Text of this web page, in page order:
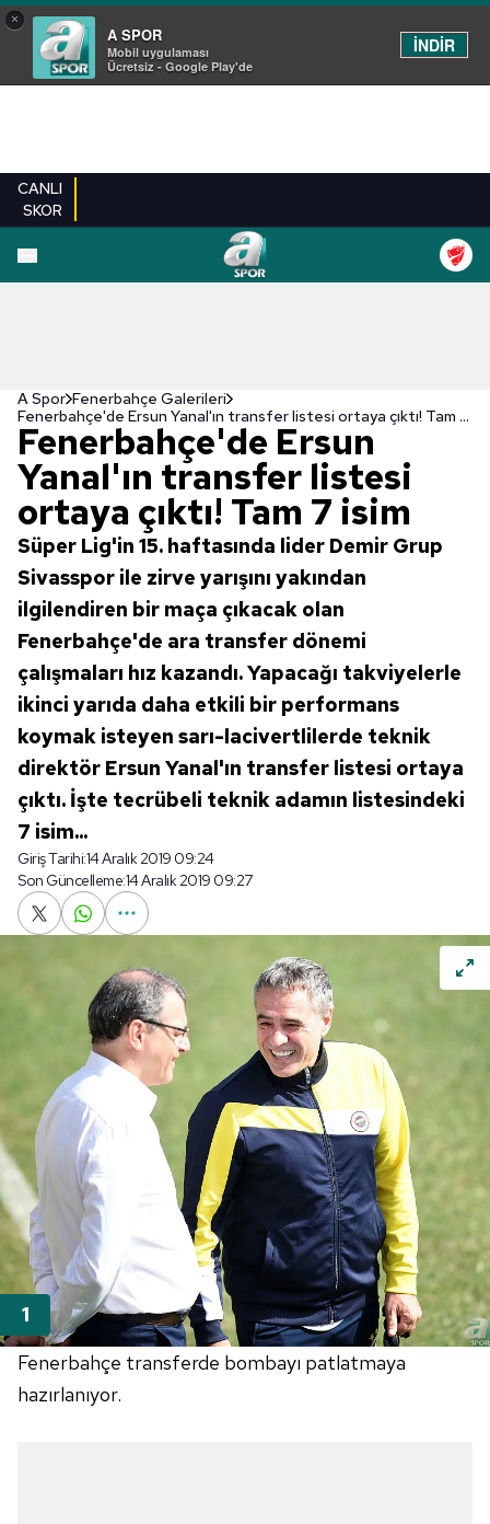
×
A SPOR
Mobil uygulaması
Ücretsiz - Google Play'de
İNDİR
CANLI
SKOR
EN YENILER
A Spor Fenerbahçe Galerileri
Fenerbahçe'de Ersun Yanal'ın transfer listesi ortaya çıktı! Tam 7 isim
Fenerbahçe'de Ersun
Yanal'ın transfer listesi
ortaya çıktı! Tam 7 isim
Süper Lig'in 15. haftasında lider Demir Grup
Sivasspor ile zirve yarışını yakından
ilgilendiren bir maça çıkacak olan
Fenerbahçe'de ara transfer dönemi
çalışmaları hız kazandı. Yapacağı takviyelerle
ikinci yarıda daha etkili bir performans
koymak isteyen sarı-lacivertlilerde teknik
direktör Ersun Yanal'ın transfer listesi ortaya
çıktı. İşte tecrübeli teknik adamın listesindeki
7 isim...
Giriş Tarihi:14 Aralık 2019 09:24
Son Güncelleme:14 Aralık 2019 09:27
Fenerbahçe transferde bombayı patlatmaya
hazırlanıyor.